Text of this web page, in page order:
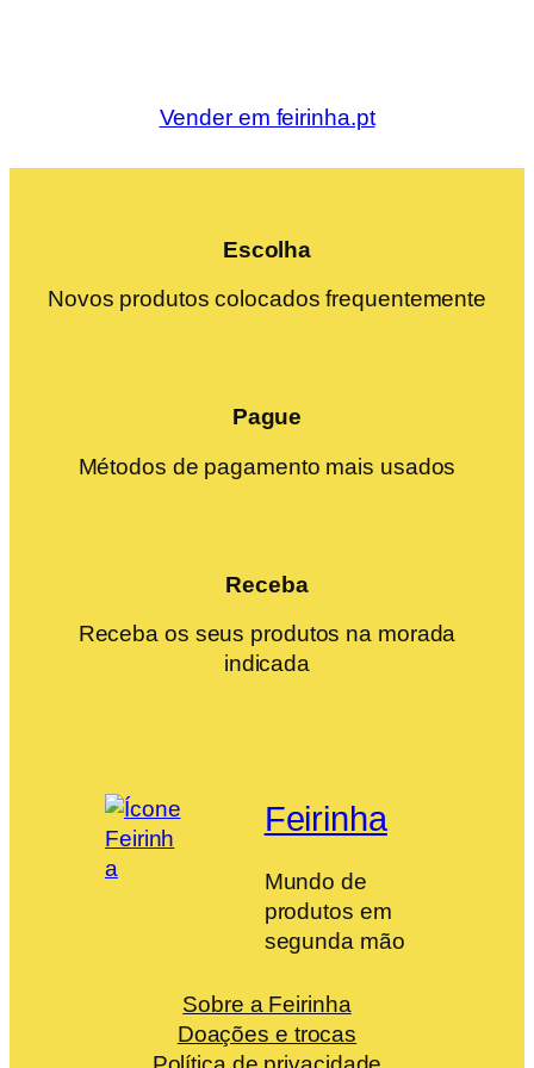
Vender em feirinha.pt
Escolha
Novos produtos colocados frequentemente
Pague
Métodos de pagamento mais usados
Receba
Receba os seus produtos na morada
indicada
Feirinha
Mundo de
produtos em
segunda mão
Sobre a Feirinha
Doações e trocas